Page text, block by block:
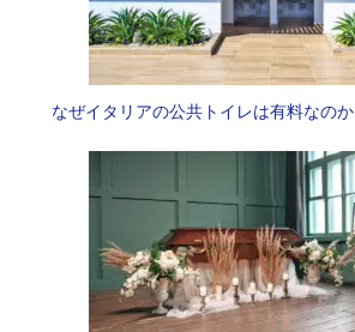
なぜイタリアの公共トイレは有料なのか